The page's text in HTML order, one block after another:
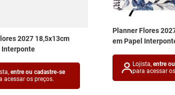
2027 18,5x13cm
Interponte
entre ou cadastre-se
acessar os preços.
Planner Flores
em Papel
Lojista, entre
para acessar